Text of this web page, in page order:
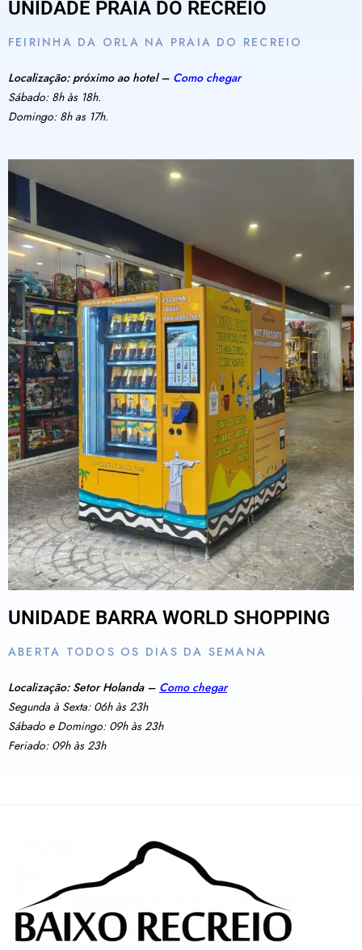
UNIDADE PRAIA DO RECREIO
FEIRINHA DA ORLA NA PRAIA DO RECREIO
Localização: próximo ao hotel – Como chegar
Sábado: 8h às 18h.
Domingo: 8h as 17h.
UNIDADE BARRA WORLD SHOPPING
ABERTA TODOS OS DIAS DA SEMANA
Localização: Setor Holanda – Como chegar
Segunda à Sexta: 06h às 23h
Sábado e Domingo: 09h às 23h
Feriado: 09h às 23h